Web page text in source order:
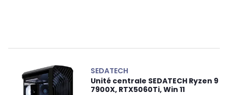
SEDATECH
Unité centrale SEDATECH Ryzen 9
7900X, RTX5060Ti, Win 11